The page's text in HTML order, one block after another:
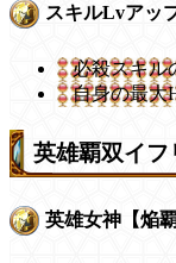
スキルLvアッ
必殺スキル
自身の最大
英雄覇双イフ
英雄女神【焔覇